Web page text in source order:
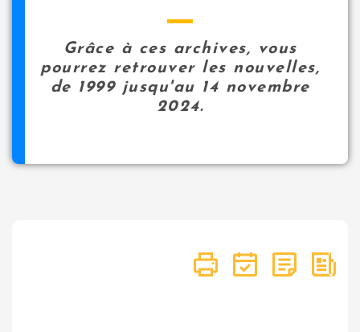
Grâce à ces archives, vous
pourrez retrouver les nouvelles,
de 1999 jusqu'au 14 novembre
2024.